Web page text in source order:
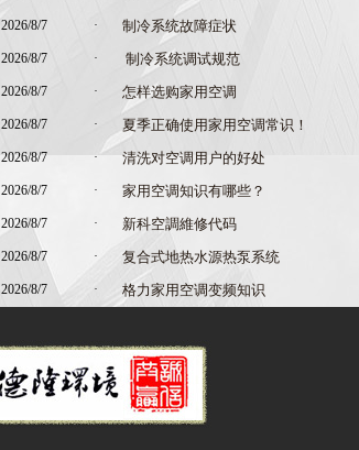
2026/8/7
2026/8/7
2026/8/7
2026/8/7
2026/8/7
2026/8/7
2026/8/7
2026/8/7
2026/8/7
· 制冷系统故障症状
· 制冷系统调试规范
· 怎样选购家用空调
· 夏季正确使用家用空调常识！
· 清洗对空调用户的好处
· 家用空调知识有哪些？
· 新科空調維修代码
· 复合式地热水源热泵系统
· 格力家用空调变频知识